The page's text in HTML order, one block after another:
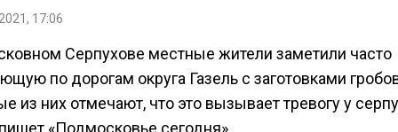
17:06
Серпухове местные жители заметили часто
по дорогам округа Газель с заготовками
из них отмечают, что это вызывает тревогу у
«Подмосковье сегодня».